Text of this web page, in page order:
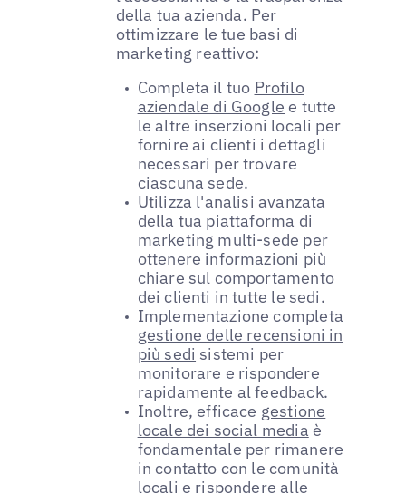
della tua azienda. Per
ottimizzare le tue basi di
marketing reattivo:
Completa il tuo Profilo
aziendale di Google e tutte
le altre inserzioni locali per
fornire ai clienti i dettagli
necessari per trovare
ciascuna sede.
Utilizza l'analisi avanzata
della tua piattaforma di
marketing multi-sede per
ottenere informazioni più
chiare sul comportamento
dei clienti in tutte le sedi.
Implementazione completa
gestione delle recensioni in
più sedi sistemi per
monitorare e rispondere
rapidamente al feedback.
Inoltre, efficace gestione
locale dei social media è
fondamentale per rimanere
in contatto con le comunità
locali e rispondere alle